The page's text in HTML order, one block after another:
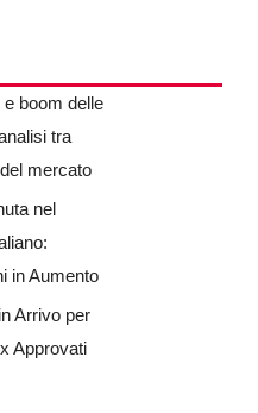
boom delle
tra
mercato
nel
in Aumento
Arrivo per
Approvati